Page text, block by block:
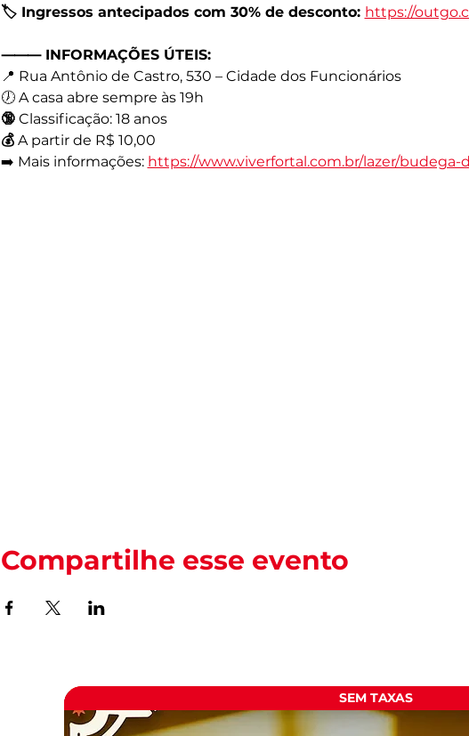
🏷️ Ingressos antecipados com 30% de desconto: https://
⸻ INFORMAÇÕES ÚTEIS:
📍 Rua Antônio de Castro, 530 – Cidade dos Funcionários
🕖 A casa abre sempre às 19h
🔞 Classificação: 18 anos
💰 A partir de R$ 10,00
➡️ Mais informações: https://www.viverfortal.com.br/lazer/budega-
Compartilhe esse evento
SEM TAXAS